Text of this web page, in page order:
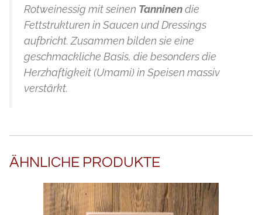
Rotweinessig mit seinen Tanninendie
Fettstrukturen in Saucen und Dressings
aufbricht. Zusammen bilden sie eine
geschmackliche Basis, die besonders die
Herzhaftigkeit (Umami) in Speisen massiv
verstärkt.
ÄHNLICHE PRODUKTE